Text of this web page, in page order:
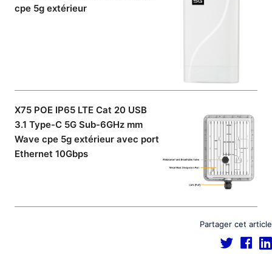
cpe 5g extérieur
X75 POE IP65 LTE Cat 20 USB
3.1 Type-C 5G Sub-6GHz mm
Wave cpe 5g extérieur avec port
Ethernet 10Gbps
Partager cet article